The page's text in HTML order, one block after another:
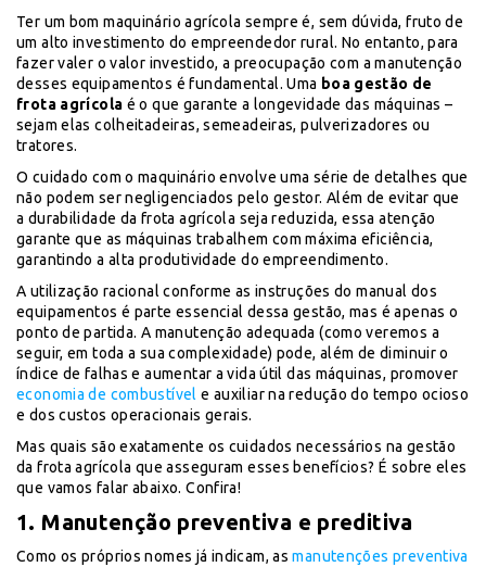
Ter um bom maquinário agrícola sempre é, sem dúvida, fruto de
um alto investimento do empreendedor rural. No entanto, para
fazer valer o valor investido, a preocupação com a manutenção
desses equipamentos é fundamental. Uma boa gestão de
frota agrícola é o que garante a longevidade das máquinas –
sejam elas colheitadeiras, semeadeiras, pulverizadores ou
tratores.
O cuidado com o maquinário envolve uma série de detalhes que
não podem ser negligenciados pelo gestor. Além de evitar que
a durabilidade da frota agrícola seja reduzida, essa atenção
garante que as máquinas trabalhem com máxima eficiência,
garantindo a alta produtividade do empreendimento.
A utilização racional conforme as instruções do manual dos
equipamentos é parte essencial dessa gestão, mas é apenas o
ponto de partida. A manutenção adequada (como veremos a
seguir, em toda a sua complexidade) pode, além de diminuir o
índice de falhas e aumentar a vida útil das máquinas, promover
economia de combustível e auxiliar na redução do tempo ocioso
e dos custos operacionais gerais.
Mas quais são exatamente os cuidados necessários na gestão
da frota agrícola que asseguram esses benefícios? É sobre eles
que vamos falar abaixo. Confira!
1. Manutenção preventiva e preditiva
Como os próprios nomes já indicam, asmanutenções preventiva